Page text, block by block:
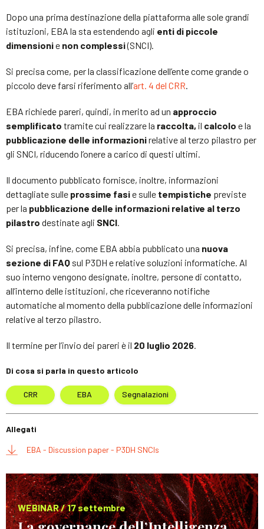
Dopo una prima destinazione della piattaforma alle sole grandi
istituzioni, EBA la sta estendendo agli enti di piccole
dimensionie non complessi(SNCI).
Si precisa come, per la classificazione dell’ente come grande o
piccolo deve farsi riferimento all’art. 4 del CRR.
EBA richiede pareri, quindi, in merito ad un approccio
semplificato tramite cui realizzare la raccolta, il calcolo e la
pubblicazione delle informazionirelative al terzo pilastro per
gli SNCI, riducendo l’onere a carico di questi ultimi.
Il documento pubblicato fornisce, inoltre, informazioni
dettagliate sulle prossime fasie sulle tempistiche previste
per la pubblicazione delle informazioni relative al terzo
pilastro destinate agli SNCI.
Si precisa, infine, come EBA abbia pubblicato una nuova
sezione di FAQ sul P3DH e relative soluzioni informatiche. Al
suo interno vengono designate, inoltre, persone di contatto,
all’interno delle istituzioni, che riceveranno notifiche
automatiche al momento della pubblicazione delle informazioni
relative al terzo pilastro.
Il termine per l’invio dei pareri è il 20 luglio 2026.
Di cosa si parla in questo articolo
CRR EBA Segnalazioni
Allegati
EBA - Discussion paper - P3DH SNCIs
WEBINAR / 17 settembre